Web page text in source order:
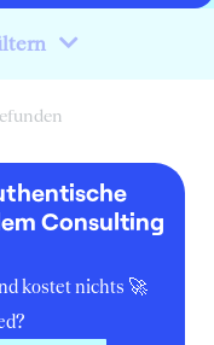
Consulting
kostet nichts 🚀